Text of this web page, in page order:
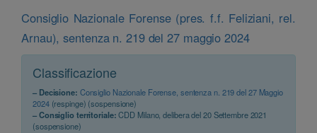
Consiglio Nazionale Forense (pres. f.f. Feliziani, rel.
Arnau), sentenza n. 219 del 27 maggio 2024
Classificazione
– Decisione: Consiglio Nazionale Forense, sentenza n. 219 del 27 Maggio
2024(respinge) (sospensione)
– Consiglio territoriale:CDD Milano, delibera del 20 Settembre 2021
(sospensione)